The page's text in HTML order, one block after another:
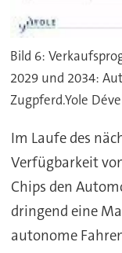
Bild 6:
2029 und 2034:
Zugpferd.Yole
Im Laufe des
Verfügbarkeit
Chips den
dringend eine
autonome